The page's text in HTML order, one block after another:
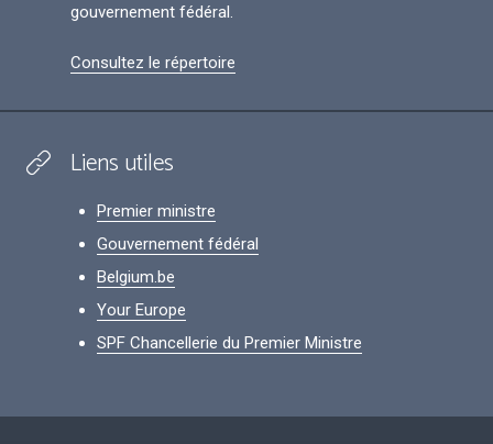
gouvernement fédéral.
Consultez le répertoire
Liens utiles
Premier ministre
Gouvernement fédéral
Belgium.be
Your Europe
SPF Chancellerie du Premier Ministre